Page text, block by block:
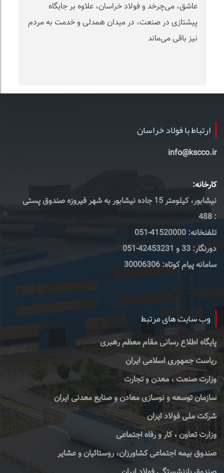
عاشق، می‌چرخد و فولاد خراسان، علاوه بر جایگاه
پیشتازی در صنعت، در میدان همدلی و خدمت به مردم
نیز باقی می‌ماند
ارتباط با فولاد خراسان
info@kscco.ir
کارخانه:
نیشابور، کیلومتر 15 جاده نیشابور به شهر فیروزه صندوق پستی
: 488
تلفنخانه: 41520000-051
دورنگار: 33 و 42453231-051
سامانه پیام کوتاه: 30006306
وب سایت های مرتبط
پایگاه اطلاع رسانی مقام معظم رهبری
ریاست جمهوری اسلامی ایران
وزارت صنعت ، معدن و تجارت
سازمان توسعه و نوسازی معادن و صنایع معدنی ایران
شرکت ملی فولاد ایران
وزارت تعاون ، کار و رفاه اجتماعی
صندوق بیمه اجتماعی کشاورزان، روستائیان و عشایر